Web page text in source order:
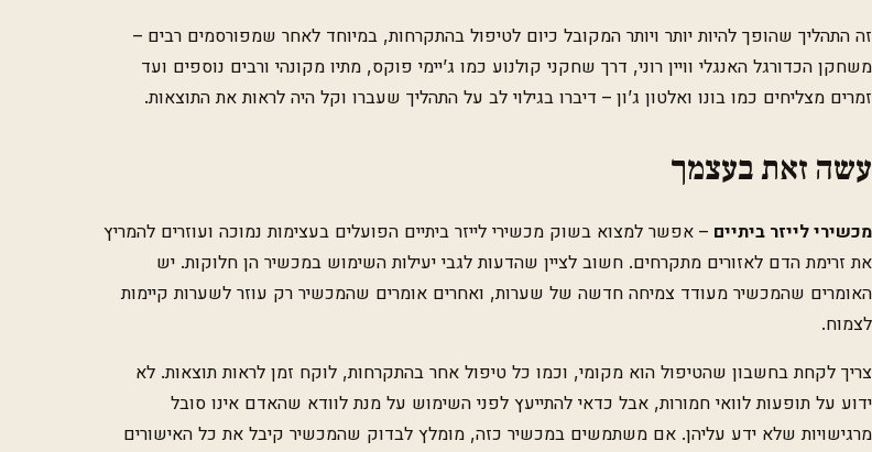
זה התהליך שהופך להיות יותר ויותר המקובל כיום לטיפול בהתקרחות, במיוחד לאחר שמפורסמים רבים –
משחקן הכדורגל האנגלי וויין רוני, דרך שחקני קולנוע כמו ג’יימי פוקס, מתיו מקונהי ורבים נוספים ועד
זמרים מצליחים כמו בונו ואלטון ג’ון – דיברו בגילוי לב על התהליך שעברו וקל היה לראות את התוצאות.
עשה זאת בעצמך
מכשירי לייזר ביתיים – אפשר למצוא בשוק מכשירי לייזר ביתיים הפועלים בעצימות נמוכה ועוזרים להמריץ
את זרימת הדם לאזורים מתקרחים. חשוב לציין שהדעות לגבי יעילות השימוש במכשיר הן חלוקות. יש
האומרים שהמכשיר מעודד צמיחה חדשה של שערות, ואחרים אומרים שהמכשיר רק עוזר לשערות קיימות
לצמוח.
צריך לקחת בחשבון שהטיפול הוא מקומי, וכמו כל טיפול אחר בהתקרחות, לוקח זמן לראות תוצאות. לא
ידוע על תופעות לוואי חמורות, אבל כדאי להתייעץ לפני השימוש על מנת לוודא שהאדם אינו סובל
מרגישויות שלא ידע עליהן. אם משתמשים במכשיר כזה, מומלץ לבדוק שהמכשיר קיבל את כל האישורים